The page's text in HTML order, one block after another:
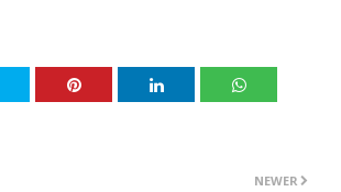
NEWER